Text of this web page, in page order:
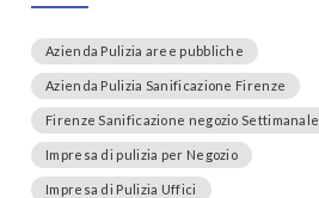
Azienda Pulizia aree pubbliche
Azienda Pulizia Sanificazione Firenze
Firenze Sanificazione negozio Settimanale
Impresa di pulizia per Negozio
Impresa di Pulizia Uffici